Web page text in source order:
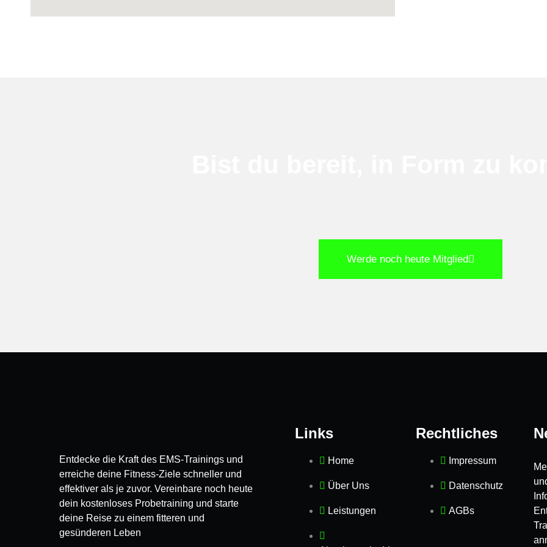
Werde noch heute Mitglied
Entdecke die Kraft des EMS-Trainings und
erreiche deine Fitness-Ziele schneller und
effektiver als je zuvor. Vereinbare noch heute
dein kostenloses Probetraining und starte
deine Reise zu einem fitteren und
gesünderen Leben
Links
Home
Über Uns
Leistungen
Rechtliches
Impressum
Datenschutz
AGBs